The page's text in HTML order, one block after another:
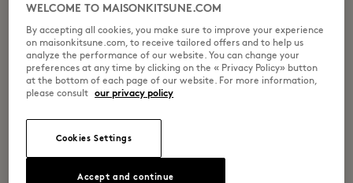
WELCOME TO MAISONKITSUNE.COM
By accepting all cookies, you make sure to improve your experience
on maisonkitsune.com, to receive tailored offers and to help us
analyze the performance of our website. You can change your
preferences at any time by clicking on the « Privacy Policy» button
at the bottom of each page of our website. For more information,
please consult our privacy policy
Cookies Settings
Accept and continue